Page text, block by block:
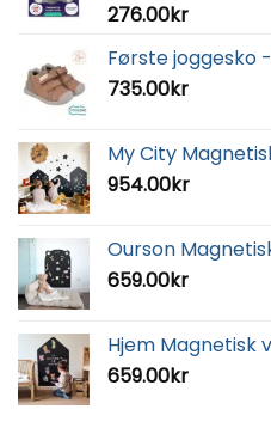
276.00kr
Første joggesko
735.00kr
My City
954.00kr
Ourson
659.00kr
Hjem Magnetisk
659.00kr